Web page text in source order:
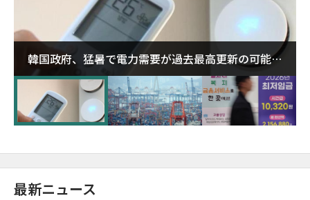
韓国政府、猛暑で電力需要が過去最高更新の可能性
に需給対応体制を点検
最新ニュース